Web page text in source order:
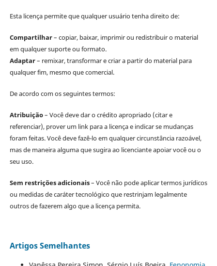
Esta licença permite que qualquer usuário tenha direito de:
Compartilhar– copiar, baixar, imprimir ou redistribuir o material
em qualquer suporte ou formato.
Adaptar– remixar, transformar e criar a partir do material para
qualquer fim, mesmo que comercial.
De acordo com os seguintes termos:
Atribuição– Você deve dar o crédito apropriado (citar e
referenciar), prover um link para a licença e indicar se mudanças
foram feitas. Você deve fazê-lo em qualquer circunstância razoável,
mas de maneira alguma que sugira ao licenciante apoiar você ou o
seu uso.
Sem restrições adicionais– Você não pode aplicar termos jurídicos
ou medidas de caráter tecnológico que restrinjam legalmente
outros de fazerem algo que a licença permita.
Artigos Semelhantes